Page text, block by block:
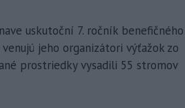
uskutoční 7. ročník benefičného
jeho organizátori výťažok zo
prostriedky vysadili 55 stromov